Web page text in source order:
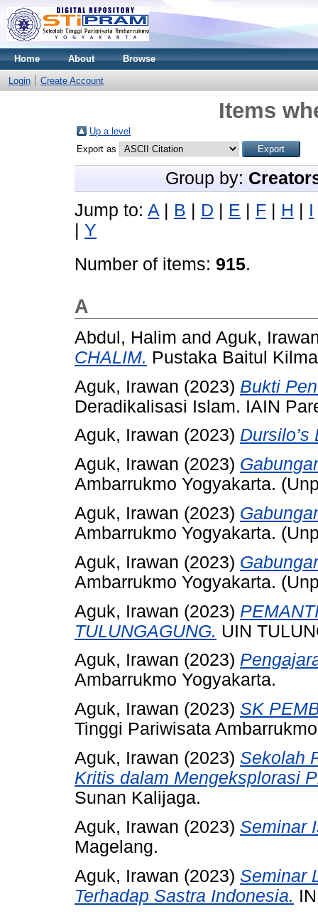
Home About Browse
Login Create Account
Items
Up a level
Export as
Group by:
Jump to: A B D E F H I
Y
Number of items: 915.
A
Abdul, Halim and Aguk,
CHALIM. Pustaka Baitul
Aguk, Irawan (2023) Bukti
Deradikalisasi Islam. IAIN
Aguk, Irawan (2023) Dursilo’s
Aguk, Irawan (2023)
Ambarrukmo Yogyakarta.
Aguk, Irawan (2023)
Ambarrukmo Yogyakarta.
Aguk, Irawan (2023)
Ambarrukmo Yogyakarta.
Aguk, Irawan (2023)
TULUNGAGUNG. UIN
Aguk, Irawan (2023)
Ambarrukmo Yogyakarta.
Aguk, Irawan (2023) SK
Tinggi Pariwisata
Aguk, Irawan (2023) Sekolah
Kritis dalam Mengeksplorasi
Sunan Kalijaga.
Aguk, Irawan (2023) Seminar
Magelang.
Aguk, Irawan (2023) Seminar
Terhadap Sastra Indonesia.